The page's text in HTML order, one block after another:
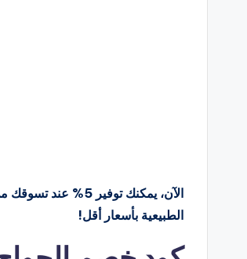
الطبيعية بأسعار أقل!